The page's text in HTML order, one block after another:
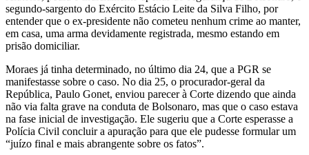
segundo-sargento do Exército Estácio Leite da Silva Filho, por
entender que o ex-presidente não cometeu nenhum crime ao manter,
em casa, uma arma devidamente registrada, mesmo estando em
prisão domiciliar.
Moraes já tinha determinado, no último dia 24, que a PGR se
manifestasse sobre o caso. No dia 25, o procurador-geral da
República, Paulo Gonet, enviou parecer à Corte dizendo que ainda
não via falta grave na conduta de Bolsonaro, mas que o caso estava
na fase inicial de investigação. Ele sugeriu que a Corte esperasse a
Polícia Civil concluir a apuração para que ele pudesse formular um
“juízo final e mais abrangente sobre os fatos”.